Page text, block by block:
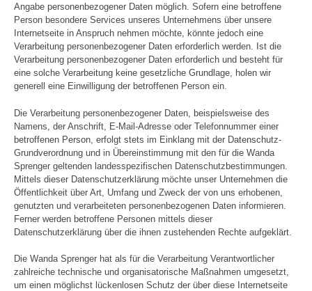
Angabe personenbezogener Daten möglich. Sofern eine betroffene
Person besondere Services unseres Unternehmens über unsere
Internetseite in Anspruch nehmen möchte, könnte jedoch eine
Verarbeitung personenbezogener Daten erforderlich werden. Ist die
Verarbeitung personenbezogener Daten erforderlich und besteht für
eine solche Verarbeitung keine gesetzliche Grundlage, holen wir
generell eine Einwilligung der betroffenen Person ein.
Die Verarbeitung personenbezogener Daten, beispielsweise des
Namens, der Anschrift, E-Mail-Adresse oder Telefonnummer einer
betroffenen Person, erfolgt stets im Einklang mit der Datenschutz-
Grundverordnung und in Übereinstimmung mit den für die Wanda
Sprenger geltenden landesspezifischen Datenschutzbestimmungen.
Mittels dieser Datenschutzerklärung möchte unser Unternehmen die
Öffentlichkeit über Art, Umfang und Zweck der von uns erhobenen,
genutzten und verarbeiteten personenbezogenen Daten informieren.
Ferner werden betroffene Personen mittels dieser
Datenschutzerklärung über die ihnen zustehenden Rechte aufgeklärt.
Die Wanda Sprenger hat als für die Verarbeitung Verantwortlicher
zahlreiche technische und organisatorische Maßnahmen umgesetzt,
um einen möglichst lückenlosen Schutz der über diese Internetseite